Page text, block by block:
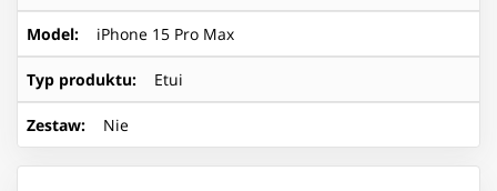
Model: iPhone 15 Pro Max
Typ produktu: Etui
Zestaw: Nie